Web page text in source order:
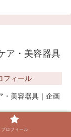
ア・美容器具
フィール
・美容器具｜企画
プロフィール